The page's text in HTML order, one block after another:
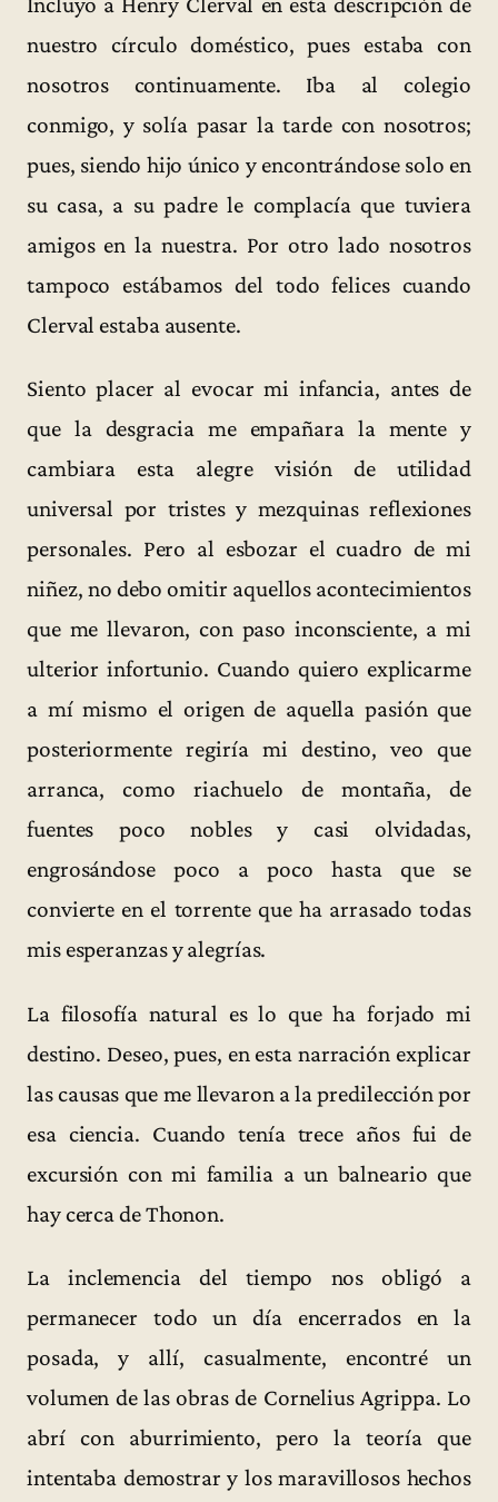
nuestro círculo doméstico, pues estaba con
nosotros continuamente. Iba al colegio
conmigo, y solía pasar la tarde con nosotros;
pues, siendo hijo único y encontrándose solo en
su casa, a su padre le complacía que tuviera
amigos en la nuestra. Por otro lado nosotros
tampoco estábamos del todo felices cuando
Clerval estaba ausente.
Siento placer al evocar mi infancia, antes de
que la desgracia me empañara la mente y
cambiara esta alegre visión de utilidad
universal por tristes y mezquinas reflexiones
personales. Pero al esbozar el cuadro de mi
niñez, no debo omitir aquellos acontecimientos
que me llevaron, con paso inconsciente, a mi
ulterior infortunio. Cuando quiero explicarme
a mí mismo el origen de aquella pasión que
posteriormente regiría mi destino, veo que
arranca, como riachuelo de montaña, de
fuentes poco nobles y casi olvidadas,
engrosándose poco a poco hasta que se
convierte en el torrente que ha arrasado todas
mis esperanzas y alegrías.
La filosofía natural es lo que ha forjado mi
destino. Deseo, pues, en esta narración explicar
las causas que me llevaron a la predilección por
esa ciencia. Cuando tenía trece años fui de
excursión con mi familia a un balneario que
hay cerca de Thonon.
La inclemencia del tiempo nos obligó a
permanecer todo un día encerrados en la
posada, y allí, casualmente, encontré un
volumen de las obras de Cornelius Agrippa. Lo
abrí con aburrimiento, pero la teoría que
intentaba demostrar y los maravillosos hechos